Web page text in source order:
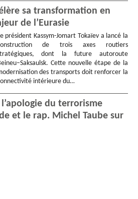
sa transformation en
de l’Eurasie
président Kassym-Jomart Tokaïev a lancé la
de trois axes routiers
dont la future autoroute
Cette nouvelle étape de la
des transports doit renforcer la
intérieure du…
l’apologie du terrorisme
et le rap. Michel Taube sur